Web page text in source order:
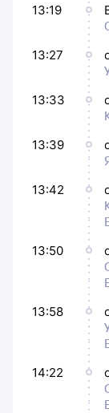
13:19
13:27
13:33
13:39
13:42
13:50
13:58
14:22